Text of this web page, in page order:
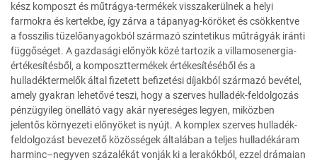
kész komposzt és műtrágya-termékek visszakerülnek a helyi
farmokra és kertekbe, így zárva a tápanyag-köröket és csökkentve
a fosszilis tüzelőanyagokból származó szintetikus műtrágyák iránti
függőséget. A gazdasági előnyök közé tartozik a villamosenergia-
értékesítésből, a komposzttermékek értékesítéséből és a
hulladéktermelők által fizetett befizetési díjakból származó bevétel,
amely gyakran lehetővé teszi, hogy a szerves hulladék-feldolgozás
pénzügyileg önellátó vagy akár nyereséges legyen, miközben
jelentős környezeti előnyöket is nyújt. A komplex szerves hulladék-
feldolgozást bevezető közösségek általában a teljes hulladékáram
harminc–negyven százalékát vonják ki a lerakókból, ezzel drámaian